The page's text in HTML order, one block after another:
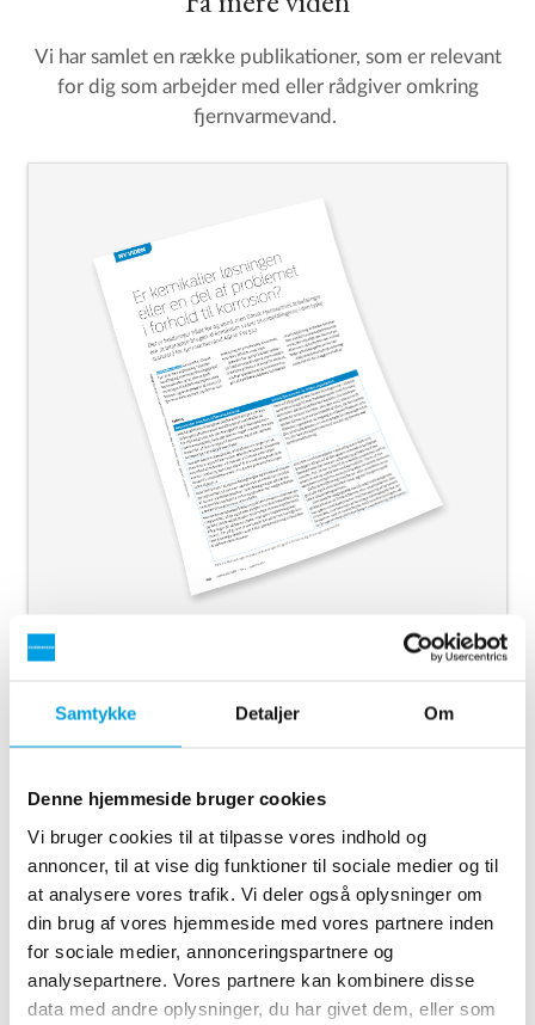
Samtykke Detaljer Om
Denne hjemmeside bruger cookies
Vi bruger cookies til at tilpasse vores indhold og
annoncer, til at vise dig funktioner til sociale medier og til
at analysere vores trafik. Vi deler også oplysninger om
din brug af vores hjemmeside med vores partnere inden
for sociale medier, annonceringspartnere og
analysepartnere. Vores partnere kan kombinere disse
data med andre oplysninger, du har givet dem, eller som
Vi har samlet en række publikationer, som er relevant
for dig som arbejder med eller rådgiver omkring
fjernvarmevand.
Er kemikalierne løsningen eller en del af
Rådgivningsvirksomheden COWI uddyber dette
Hent artikel